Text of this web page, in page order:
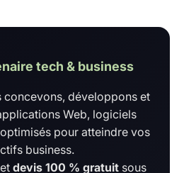
tech & business
concevons, développons et
Web, logiciels
pour atteindre vos
business.
et devis 100 % gratuit sous